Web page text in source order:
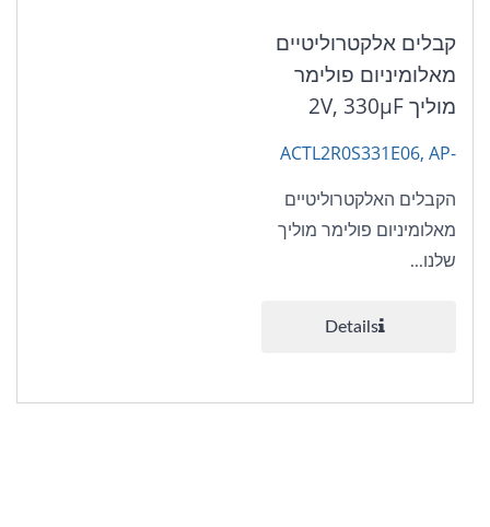
קבלים אלקטרוליטיים
מאלומיניום פולימר
מוליך 2V, 330μF
ACTL2R0S331E06, AP-
הקבלים האלקטרוליטיים
מאלומיניום פולימר מוליך
שלנו...
Details